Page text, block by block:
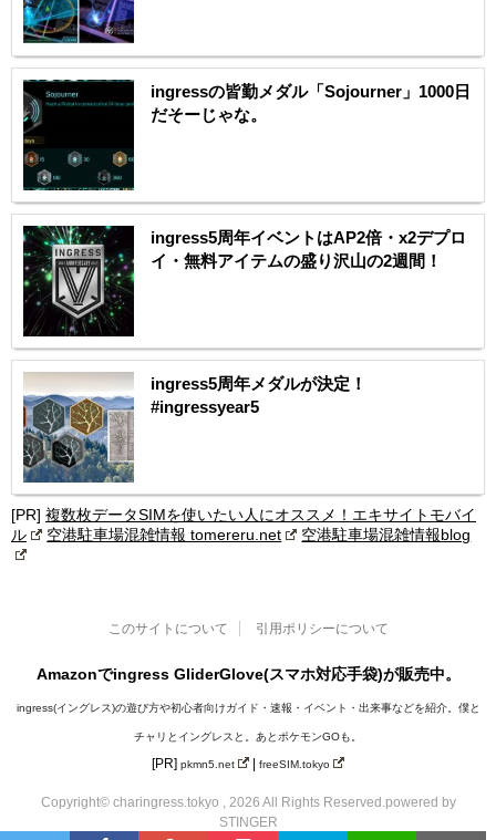
ingressの皆勤メダル「Sojourner」1000日
だそーじゃな。
ingress5周年イベントはAP2倍・x2デプロ
イ・無料アイテムの盛り沢山の2週間！
ingress5周年メダルが決定！
#ingressyear5
[PR] 複数枚データSIMを使いたい人にオススメ！エキサイトモバイ
ル
空港駐車場混雑情報 tomereru.net 空港駐車場混雑情報blog
このサイトについて 引用ポリシーについて
Amazonでingress GliderGlove(スマホ対応手袋)が販売中。
ingress(イングレス)の遊び方や初心者向けガイド・速報・イベント・出来事などを紹介。僕と
チャリとイングレスと。あとポケモンGOも。
[PR]pkmn5.net | freeSIM.tokyo
Copyright© charingress.tokyo , 2026 All Rights Reserved.powered by
STINGER